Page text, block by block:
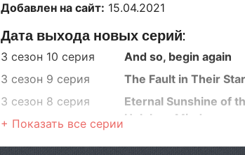
Добавлен на сайт: 15.04.2021
Дата выхода новых серий:
3 сезон 10 серия And so, begin again
3 сезон 9 серия
The Fault in Their
3 сезон 8 серия
Eternal Sunshine of
Helpless Mind.